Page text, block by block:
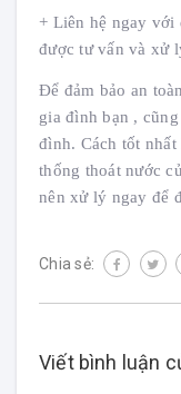
+ Liên hệ ngay với
được tư vấn và xử
Để đảm bảo an
gia đình bạn ,
đình. Cách tốt
thống thoát nước
nên xử lý ngay để
Chia sẻ:
Viết bình luận